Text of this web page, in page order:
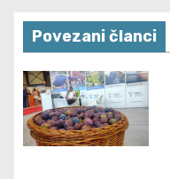
s
t
n
a
Povezani članci